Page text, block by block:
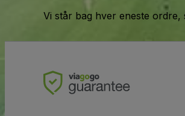
Vi står bag hver eneste